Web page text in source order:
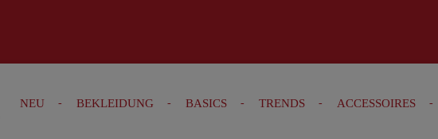
springen
NEU BEKLEIDUNG BASICS TRENDS ACCESSOIRES